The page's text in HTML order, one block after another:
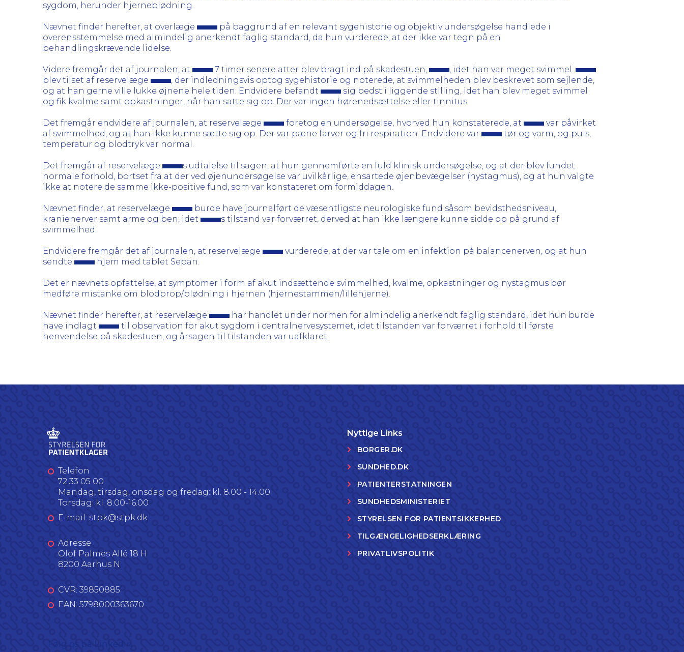
sygdom, herunder hjerneblødning.
Nævnet finder herefter, at overlæge
på baggrund af en relevant sygehistorie og objektiv undersøgelse handlede i
overensstemmelse med almindelig anerkendt faglig standard, da hun vurderede, at der ikke var tegn på en
behandlingskrævende lidelse.
Videre fremgår det af journalen, at 7 timer senere atter blev bragt ind på skadestuen,
, idet han var meget svimmel.
blev tilset af reservelæge
, der indledningsvis optog sygehistorie og noterede, at svimmelheden blev beskrevet som sejlende,
og at han gerne ville lukke øjnene hele tiden. Endvidere befandt
sig bedst i liggende stilling, idet han blev meget svimmel
og fik kvalme samt opkastninger, når han satte sig op. Der var ingen hørenedsættelse eller tinnitus.
Det fremgår endvidere af journalen, at reservelæge foretog en undersøgelse, hvorved hun konstaterede, at
var påvirket
af svimmelhed, og at han ikke kunne sætte sig op. Der var pæne farver og fri respiration. Endvidere var
tør og varm, og puls,
temperatur og blodtryk var normal.
Det fremgår af reservelæge
s udtalelse til sagen, at hun gennemførte en fuld klinisk undersøgelse, og at der blev fundet
normale forhold, bortset fra at der ved øjenundersøgelse var uvilkårlige, ensartede øjenbevægelser (nystagmus), og at hun valgte
ikke at notere de samme ikke-positive fund, som var konstateret om formiddagen.
Nævnet finder, at reservelæge
burde have journalført de væsentligste neurologiske fund såsom bevidsthedsniveau,
kranienerver samt arme og ben, idet
s tilstand var forværret, derved at han ikke længere kunne sidde op på grund af
svimmelhed.
Endvidere fremgår det af journalen, at reservelæge
vurderede, at der var tale om en infektion på balancenerven, og at hun
sendte
hjem med tablet Sepan.
Det er nævnets opfattelse, at symptomer i form af akut indsættende svimmelhed, kvalme, opkastninger og nystagmus bør
medføre mistanke om blodprop/blødning i hjernen (hjernestammen/lillehjerne).
Nævnet finder herefter, at reservelæge
har handlet under normen for almindelig anerkendt faglig standard, idet hun burde
have indlagt
til observation for akut sygdom i centralnervesystemet, idet tilstanden var forværret i forhold til første
henvendelse på skadestuen, og årsagen til tilstanden var uafklaret.
Telefon
72 33 05 00
Mandag, tirsdag, onsdag og fredag: kl. 8.00 - 14.00
Torsdag: kl. 8.00-16.00
E-mail: stpk@stpk.dk
Adresse
Olof Palmes Allé 18 H
8200 Aarhus N
CVR: 39850885
EAN: 5798000363670
Nyttige Links
BORGER.DK
SUNDHED.DK
PATIENTERSTATNINGEN
SUNDHEDSMINISTERIET
STYRELSEN FOR PATIENTSIKKERHED
TILGÆNGELIGHEDSERKLÆRING
PRIVATLIVSPOLITIK